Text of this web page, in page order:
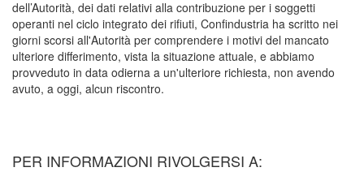
dell’Autorità, dei dati relativi alla contribuzione per i soggetti
operanti nel ciclo integrato dei rifiuti, Confindustria ha scritto nei
giorni scorsi all'Autorità per comprendere i motivi del mancato
ulteriore differimento, vista la situazione attuale, e abbiamo
provveduto in data odierna a un'ulteriore richiesta, non avendo
avuto, a oggi, alcun riscontro.
PER INFORMAZIONI RIVOLGERSI A: